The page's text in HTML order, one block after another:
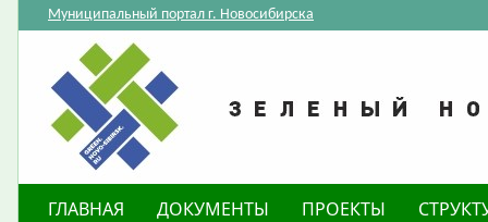
Муниципальный портал г. Новосибирска
ГЛАВНАЯ ДОКУМЕНТЫ ПРОЕКТЫ